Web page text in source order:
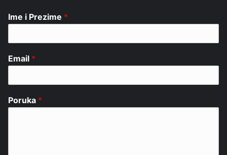
Ime i Prezime *
Email *
Poruka *